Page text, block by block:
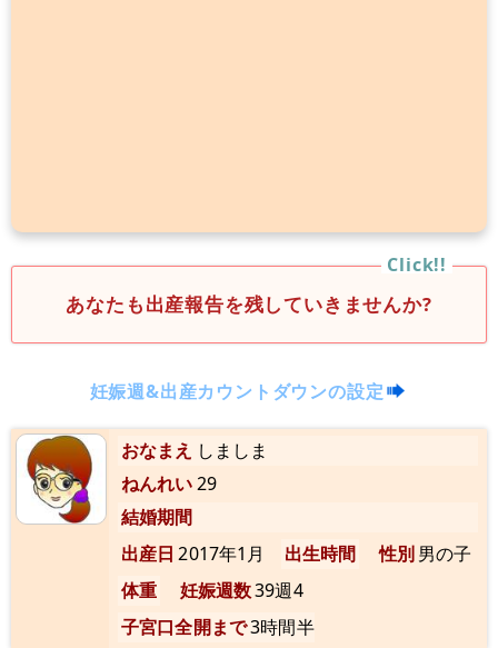
あなたも出産報告を残していきませんか?
妊娠週&出産カウントダウンの設定
おなまえ しましま
ねんれい29
結婚期間
出産日 2017年1月 出生時間 性別男の子
体重
妊娠週数39週4
子宮口全開まで3時間半